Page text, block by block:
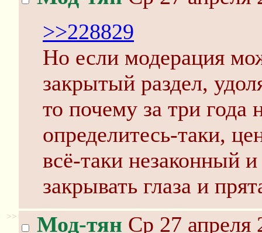
>>228829
Но если модерация
закрытый раздел,
то почему за три года
определитесь-таки,
всё-таки незаконный
закрывать глаза и
>> Мод-тян Ср 27 апреля